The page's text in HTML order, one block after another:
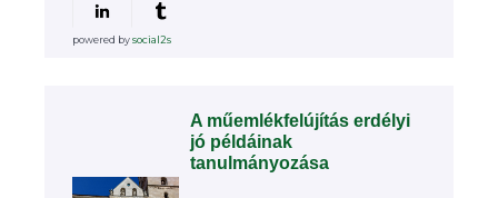
powered bysocial2s
A műemlékfelújítás erdélyi
jó példáinak
tanulmányozása